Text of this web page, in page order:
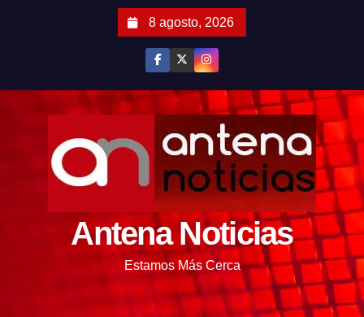
8 agosto, 2026
Antena Noticias
Estamos Más Cerca